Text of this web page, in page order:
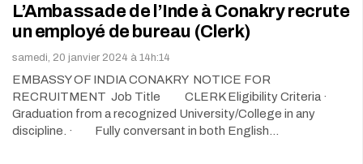
L’Ambassade de l’Inde à Conakry recrute
un employé de bureau (Clerk)
samedi, 20 janvier 2024 à 14h:14
EMBASSY OF INDIA CONAKRY NOTICE FOR
RECRUITMENT Job Title CLERK Eligibility Criteria ·
Graduation from a recognized University/College in any
discipline. · Fully conversant in both English…